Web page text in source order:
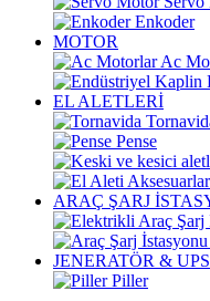
Enkoder
MOTOR
Ac
EL ALETLERİ
Pense
ARAÇ ŞARJ
JENERATÖR & UPS
Piller